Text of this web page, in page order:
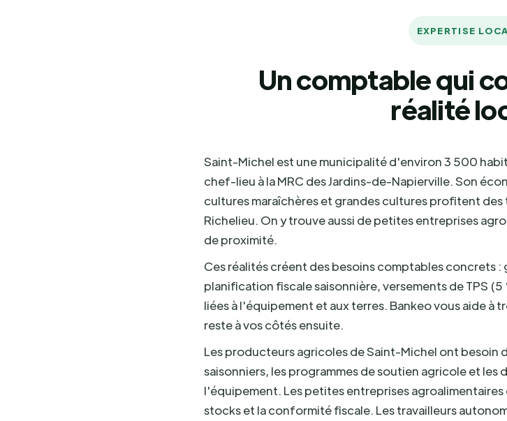
EXPERTISE
Un comptable qui
réalité
Saint-Michel est une municipalité d'environ 3 500
chef-lieu à la MRC des Jardins-de-Napierville. Son
cultures maraîchères et grandes cultures profitent
Richelieu. On y trouve aussi de petites entreprises
de proximité.
Ces réalités créent des besoins comptables concrets
planification fiscale saisonnière, versements de TPS
liées à l'équipement et aux terres. Bankeo vous aide à
reste à vos côtés ensuite.
Les producteurs agricoles de Saint-Michel ont besoin
saisonniers, les programmes de soutien agricole et les
l'équipement. Les petites entreprises
stocks et la conformité fiscale. Les travailleurs